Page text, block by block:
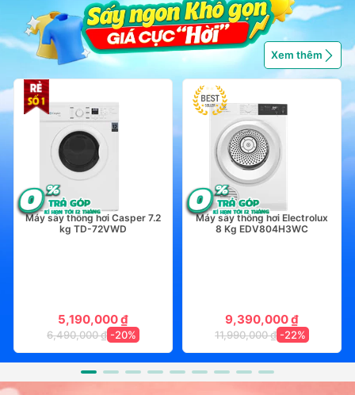
Xem thêm
Máy sấy thông hơi Casper 7.2
kg TD-72VWD
5,190,000 ₫
6,490,000 ₫ -20%
Máy sấy thông hơi Electrolux
8 Kg EDV804H3WC
9,390,000 ₫
11,990,000 ₫ -22%